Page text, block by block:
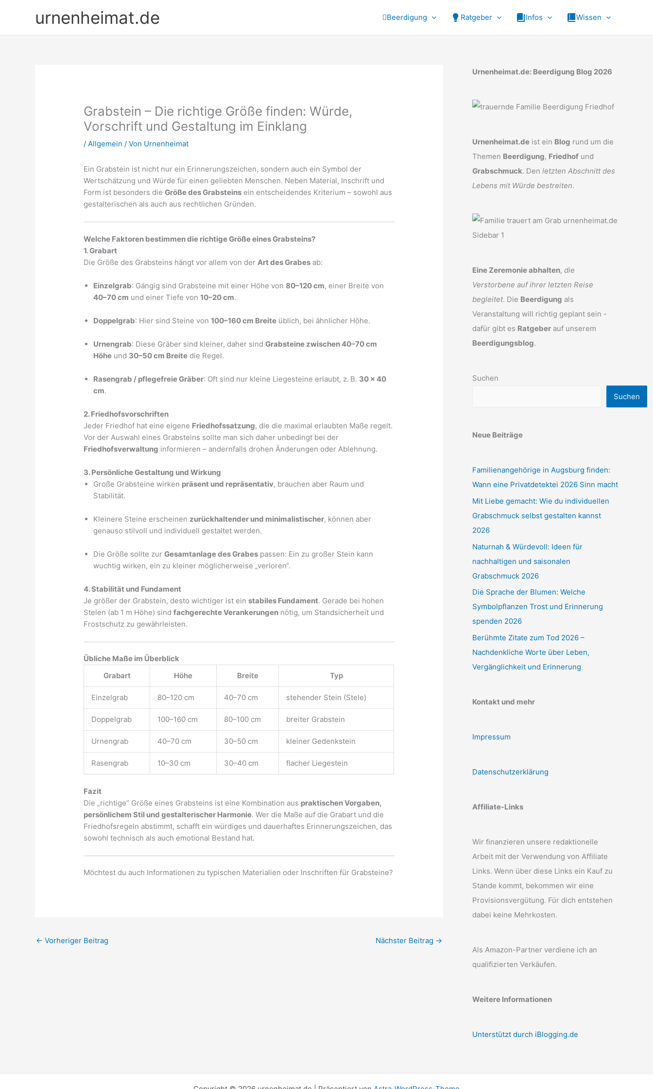
urnenheimat.de Beerdigung Ratgeber Infos Wissen
Grabstein – Die richtige Größe finden: Würde,
Vorschrift und Gestaltung im Einklang
/Allgemein / Von Urnenheimat
Ein Grabstein ist nicht nur ein Erinnerungszeichen, sondern auch ein Symbol der
Wertschätzung und Würde für einen geliebten Menschen. Neben Material, Inschrift und
Form ist besonders dieGröße des Grabsteins ein entscheidendes Kriterium – sowohl aus
gestalterischen als auch aus rechtlichen Gründen.
Welche Faktoren bestimmen die richtige Größe eines Grabsteins?
1. Grabart
Die Größe des Grabsteins hängt vor allem von der Art des Grabes ab:
Einzelgrab: Gängig sind Grabsteine mit einer Höhe von 80–120 cm, einer Breite von
40–70 cm und einer Tiefe von10–20 cm.
Doppelgrab: Hier sind Steine von100–160 cm Breite üblich, bei ähnlicher Höhe.
Urnengrab: Diese Gräber sind kleiner, daher sindGrabsteine zwischen 40–70 cm
Höhe und 30–50 cm Breite die Regel.
Rasengrab / pflegefreie Gräber: Oft sind nur kleine Liegesteine erlaubt, z. B. 30 x 40
cm.
2. Friedhofsvorschriften
Jeder Friedhof hat eine eigene Friedhofssatzung, die die maximal erlaubten Maße regelt.
Vor der Auswahl eines Grabsteins sollte man sich daher unbedingt bei der
Friedhofsverwaltung informieren – andernfalls drohen Änderungen oder Ablehnung.
3. Persönliche Gestaltung und Wirkung
Große Grabsteine wirken präsent und repräsentativ, brauchen aber Raum und
Stabilität.
Kleinere Steine erscheinen zurückhaltender und minimalistischer, können aber
genauso stilvoll und individuell gestaltet werden.
Die Größe sollte zurGesamtanlage des Grabes passen: Ein zu großer Stein kann
wuchtig wirken, ein zu kleiner möglicherweise „verloren“.
4. Stabilität und Fundament
Je größer der Grabstein, desto wichtiger ist einstabiles Fundament. Gerade bei hohen
Stelen (ab 1 m Höhe) sindfachgerechte Verankerungen nötig, um Standsicherheit und
Frostschutz zu gewährleisten.
Übliche Maße im Überblick
Grabart
Höhe Breite Typ
Einzelgrab 80–120 cm 40–70 cm stehender Stein (Stele)
Doppelgrab 100–160 cm 80–100 cm breiter Grabstein
Urnengrab 40–70 cm 30–50 cm kleiner Gedenkstein
Rasengrab 10–30 cm 30–40 cm flacher Liegestein
Fazit
Die „richtige“ Größe eines Grabsteins ist eine Kombination aus praktischen Vorgaben,
persönlichem Stil und gestalterischer Harmonie. Wer die Maße auf die Grabart und die
Friedhofsregeln abstimmt, schafft ein würdiges und dauerhaftes Erinnerungszeichen, das
sowohl technisch als auch emotional Bestand hat.
Möchtest du auch Informationen zu typischen Materialien oder Inschriften für Grabsteine?
← Vorheriger Beitrag Nächster Beitrag →
Urnenheimat.de: Beerdigung Blog 2026
Urnenheimat.de ist ein Blog rund um die
Themen Beerdigung, Friedhof und
Grabschmuck. Den letzten Abschnitt des
Lebens mit Würde bestreiten.
Eine Zeremonie abhalten, die
Verstorbene auf ihrer letzten Reise
begleitet. Die Beerdigung als
Veranstaltung will richtig geplant sein -
dafür gibt es Ratgeber auf unserem
Beerdigungsblog.
Suchen
Suchen
Neue Beiträge
Familienangehörige in Augsburg finden:
Wann eine Privatdetektei 2026 Sinn macht
Mit Liebe gemacht: Wie du individuellen
Grabschmuck selbst gestalten kannst
2026
Naturnah & Würdevoll: Ideen für
nachhaltigen und saisonalen
Grabschmuck 2026
Die Sprache der Blumen: Welche
Symbolpflanzen Trost und Erinnerung
spenden 2026
Berühmte Zitate zum Tod 2026 –
Nachdenkliche Worte über Leben,
Vergänglichkeit und Erinnerung
Kontakt und mehr
Impressum
Datenschutzerklärung
Affiliate-Links
Wir finanzieren unsere redaktionelle
Arbeit mit der Verwendung von Affiliate
Links. Wenn über diese Links ein Kauf zu
Stande kommt, bekommen wir eine
Provisionsvergütung. Für dich entstehen
dabei keine Mehrkosten.
Als Amazon-Partner verdiene ich an
qualifizierten Verkäufen.
Weitere Informationen
Unterstützt durch iBlogging.de